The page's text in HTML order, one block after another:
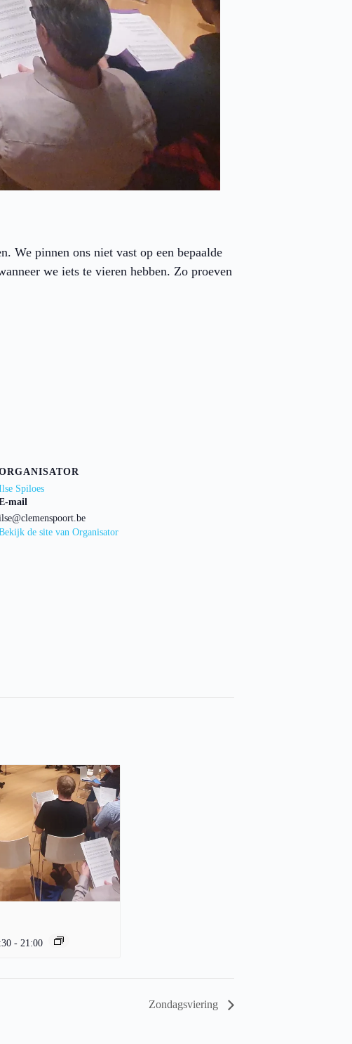
We pinnen ons niet vast op een bepaalde
we iets te vieren hebben. Zo proeven
Spiloes
mail
de site van Organisator
- 21:00
Zondagsviering